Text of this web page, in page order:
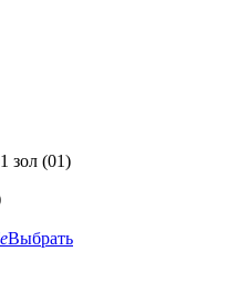
зол (01)
Выбрать